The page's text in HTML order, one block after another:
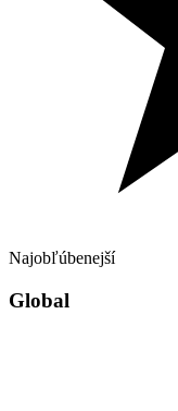
Najobľúbenejší
Global